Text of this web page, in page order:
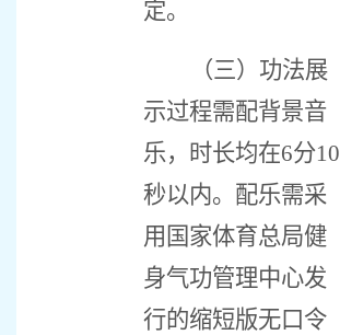
定。
（三）功法展
示过程需配背景音
乐，时长均在6分10
秒以内。配乐需采
用国家体育总局健
身气功管理中心发
行的缩短版无口令